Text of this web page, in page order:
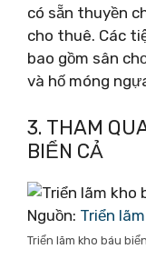
có sẵn thuyền
cho thuê. Các
bao gồm sân
và hố móng
3. THAM
BIỂN CẢ
Nguồn: Triển
Triển lãm kho báu biển